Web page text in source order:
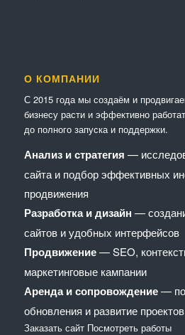
О КОМПАНИИ
С 2015 года мы создаём и
бизнесу расти и эффективно
до полного запуска и поддержки.
Анализ и стратегия —
сайта и подбор эффективных
продвижения
Разработка и дизайн —
сайтов и удобных интерфейсов
Продвижение— SEO,
маркетинговые кампании
Аренда и сопровождение—
обновления и развитие проектов
Заказать сайт Посмотреть работы